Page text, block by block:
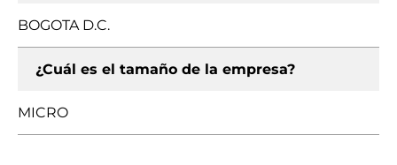
BOGOTA D.C.
¿Cuál es el tamaño de la empresa?
MICRO